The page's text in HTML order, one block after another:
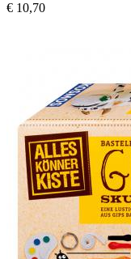
€ 10,70